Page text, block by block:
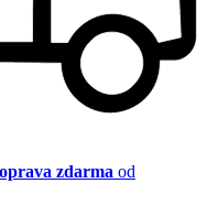
zdarma od